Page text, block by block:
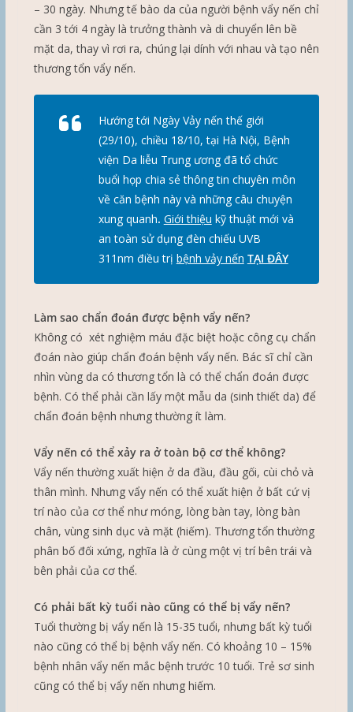
– 30 ngày. Nhưng tế bào da của người bệnh vẩy nến chỉ
cần 3 tới 4 ngày là trưởng thành và di chuyển lên bề
mặt da, thay vì rơi ra, chúng lại dính với nhau và tạo nên
thương tổn vẩy nến.
Hướng tới Ngày Vảy nến thế giới
(29/10), chiều 18/10, tại Hà Nội, Bệnh
viện Da liễu Trung ương đã tổ chức
buổi họp chia sẻ thông tin chuyên môn
về căn bệnh này và những câu chuyện
xung quanh. Giới thiệu kỹ thuật mới và
an toàn sử dụng đèn chiếu UVB
311nm điều trị bệnh vảy nến TẠI ĐÂY
Làm sao chẩn đoán được bệnh vẩy nến?
Không có xét nghiệm máu đặc biệt hoặc công cụ chẩn
đoán nào giúp chẩn đoán bệnh vẩy nến. Bác sĩ chỉ cần
nhìn vùng da có thương tổn là có thể chẩn đoán được
bệnh. Có thể phải cần lấy một mẫu da (sinh thiết da) để
chẩn đoán bệnh nhưng thường ít làm.
Vẩy nến có thể xảy ra ở toàn bộ cơ thể không?
Vẩy nến thường xuất hiện ở da đầu, đầu gối, cùi chỏ và
thân mình. Nhưng vẩy nến có thể xuất hiện ở bất cứ vị
trí nào của cơ thể như móng, lòng bàn tay, lòng bàn
chân, vùng sinh dục và mặt (hiếm). Thương tổn thường
phân bố đối xứng, nghĩa là ở cùng một vị trí bên trái và
bên phải của cơ thể.
Có phải bất kỳ tuổi nào cũng có thể bị vẩy nến?
Tuổi thường bị vẩy nến là 15-35 tuổi, nhưng bất kỳ tuổi
nào cũng có thể bị bệnh vẩy nến. Có khoảng 10 – 15%
bệnh nhân vẩy nến mắc bệnh trước 10 tuổi. Trẻ sơ sinh
cũng có thể bị vẩy nến nhưng hiếm.